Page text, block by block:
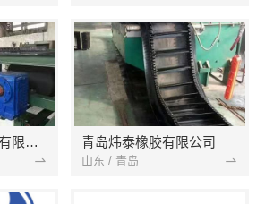
湖州核晶环保机械有限公司 青岛炜泰橡胶有限公司
山东 / 青岛